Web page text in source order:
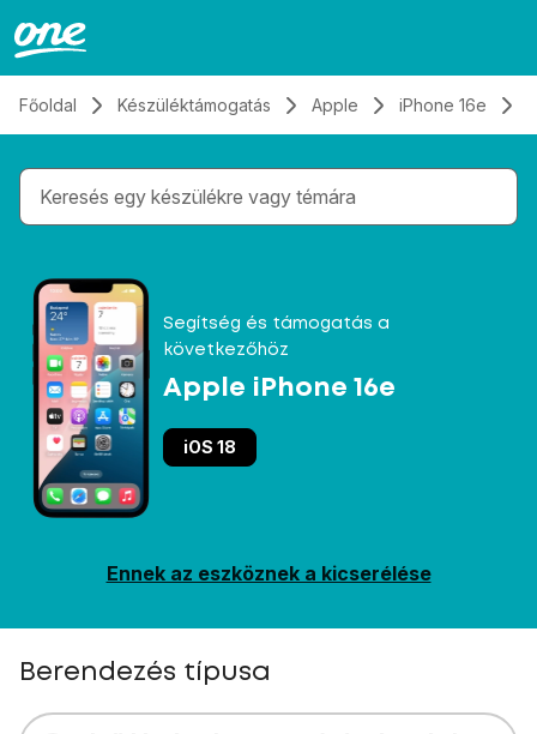
Főoldal Készüléktámogatás Apple iPhone 16e
Gépelés közben megjelennek a keresési
Segítség és támogatás a
következőhöz
Apple iPhone 16e
iOS 18
Ennek az eszköznek a kicserélése
Berendezés típusa